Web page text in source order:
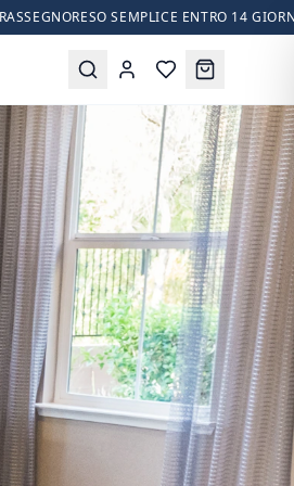
RESO SEMPLICE ENTRO 14